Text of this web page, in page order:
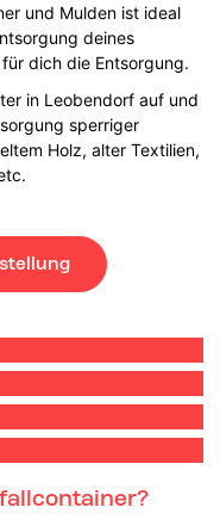
und Mulden ist ideal
deines
dich die Entsorgung.
in Leobendorf auf und
sperriger
Holz, alter Textilien,